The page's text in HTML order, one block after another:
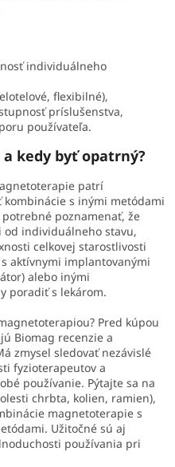
individuálneho
flexibilné),
príslušenstva,
používateľa.
kedy byť opatrný?
patrí
s inými metódami
poznamenať, že
od individuálneho stavu,
celkovej starostlivosti
aktívnymi implantovanými
alebo inými
poradiť s lekárom.
Pred kúpou
Biomag recenzie a
zmysel sledovať nezávislé
fyzioterapeutov a
používanie. Pýtajte sa na
chrbta, kolien, ramien),
magnetoterapie s
Užitočné sú aj
používania pri